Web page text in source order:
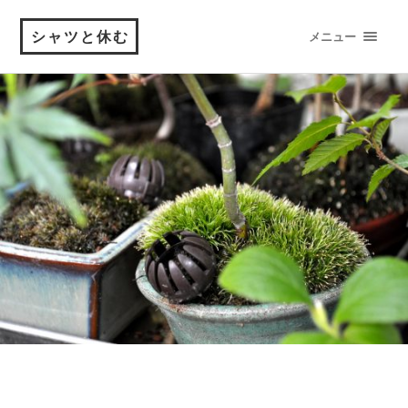
シャツと休む メニュー